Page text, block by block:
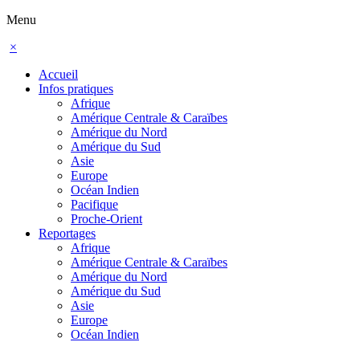
Menu
×
Accueil
Infos pratiques
Afrique
Amérique Centrale & Caraïbes
Amérique du Nord
Amérique du Sud
Asie
Europe
Océan Indien
Pacifique
Proche-Orient
Reportages
Afrique
Amérique Centrale & Caraïbes
Amérique du Nord
Amérique du Sud
Asie
Europe
Océan Indien